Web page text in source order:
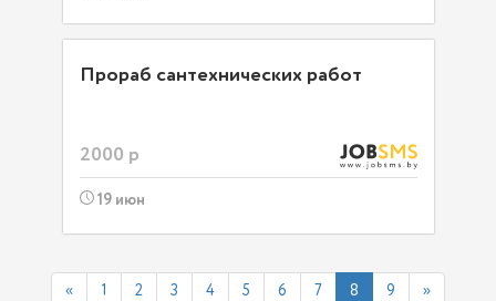
Прораб сантехнических работ
2000 р
19 июн
« 1 2 3 4 5 6 7 8 9 »